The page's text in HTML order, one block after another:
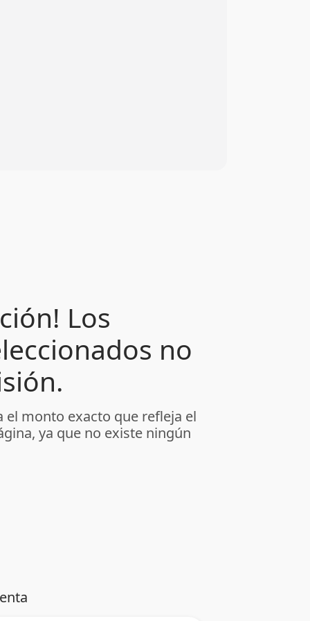
Los
no
el monto exacto que refleja el
ya que no existe ningún